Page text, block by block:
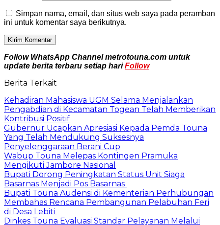
Simpan nama, email, dan situs web saya pada peramban
ini untuk komentar saya berikutnya.
Follow WhatsApp Channel metrotouna.com untuk
update berita terbaru setiap hariFollow
Berita Terkait
Kehadiran Mahasiswa UGM Selama Menjalankan
Pengabdian di Kecamatan Togean Telah Memberikan
Kontribusi Positif
Gubernur Ucapkan Apresiasi Kepada Pemda Touna
Yang Telah Mendukung Suksesnya
Penyelenggaraan Berani Cup
Wabup Touna Melepas Kontingen Pramuka
Mengikuti Jambore Nasional
Bupati Dorong Peningkatan Status Unit Siaga
Basarnas Menjadi Pos Basarnas
Bupati Touna Audensi di Kementerian Perhubungan
Membahas Rencana Pembangunan Pelabuhan Feri
di Desa Lebiti
Dinkes Touna Evaluasi Standar Pelayanan Melalui